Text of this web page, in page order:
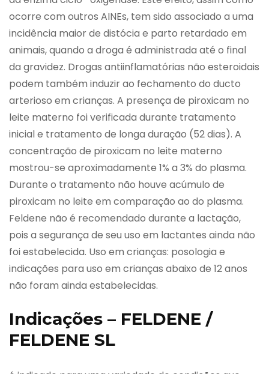
ocorre com outros AINEs, tem sido associado a uma
incidência maior de distócia e parto retardado em
animais, quando a droga é administrada até o final
da gravidez. Drogas antiinflamatórias não esteroidais
podem também induzir ao fechamento do ducto
arterioso em crianças. A presença de piroxicam no
leite materno foi verificada durante tratamento
inicial e tratamento de longa duração (52 dias). A
concentração de piroxicam no leite materno
mostrou-se aproximadamente 1% a 3% do plasma.
Durante o tratamento não houve acúmulo de
piroxicam no leite em comparação ao do plasma.
Feldene não é recomendado durante a lactação,
pois a segurança de seu uso em lactantes ainda não
foi estabelecida. Uso em crianças: posologia e
indicações para uso em crianças abaixo de 12 anos
não foram ainda estabelecidas.
Indicações – FELDENE /
FELDENE SL